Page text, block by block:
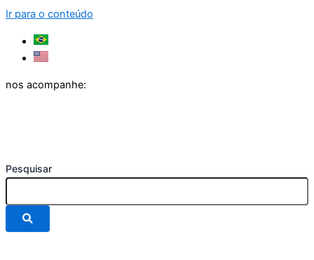
Ir para o conteúdo
nos acompanhe:
Pesquisar